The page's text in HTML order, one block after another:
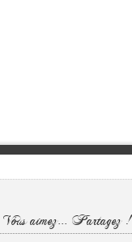
Vous aimez... Partagez !